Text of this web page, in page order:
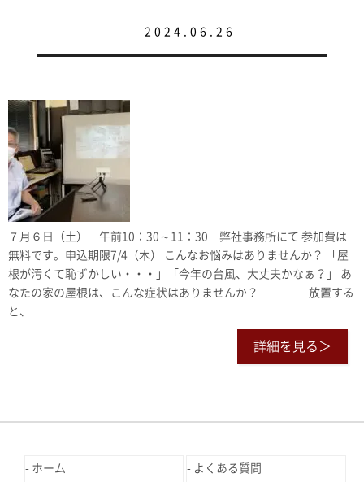
2024.06.26
７月６日（土） 午前10：30～11：30 弊社事務所にて 参加費は
無料です。申込期限7/4（木） こんなお悩みはありませんか？ 「屋
根が汚くて恥ずかしい・・・」「今年の台風、大丈夫かなぁ？」 あ
なたの家の屋根は、こんな症状はありませんか？ 放置する
と、
詳細を見る＞
ホーム よくある質問